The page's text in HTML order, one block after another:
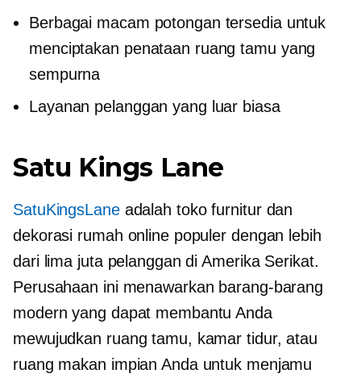
Berbagai macam potongan tersedia untuk
menciptakan penataan ruang tamu yang
sempurna
Layanan pelanggan yang luar biasa
Satu Kings Lane
SatuKingsLaneadalah toko furnitur dan
dekorasi rumah online populer dengan lebih
dari lima juta pelanggan di Amerika Serikat.
Perusahaan ini menawarkan barang-barang
modern yang dapat membantu Anda
mewujudkan ruang tamu, kamar tidur, atau
ruang makan impian Anda untuk menjamu